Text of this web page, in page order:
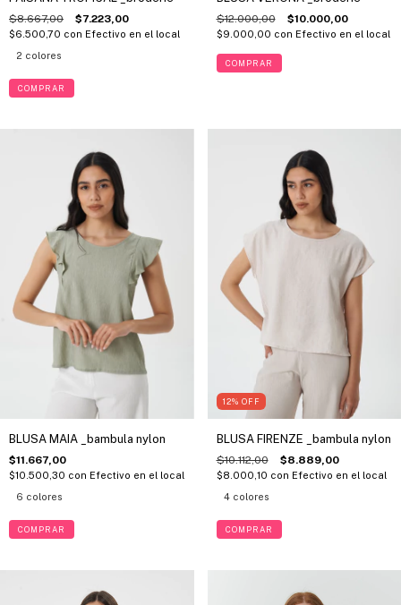
$8.667,00 $7.223,00
$6.500,70 con Efectivo en el local
2 colores
COMPRAR
$12.000,00 $10.000,00
$9.000,00 con Efectivo en el local
COMPRAR
BLUSA MAIA _bambula nylon
$11.667,00
$10.500,30 con Efectivo en el local
6 colores
COMPRAR
12% OFF
BLUSA FIRENZE _bambula nylon
$10.112,00 $8.889,00
$8.000,10 con Efectivo en el local
4 colores
COMPRAR